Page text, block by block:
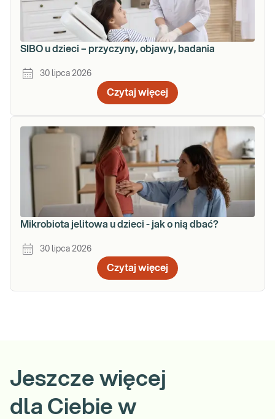
SIBO u dzieci – przyczyny, objawy, badania
30 lipca 2026
Czytaj więcej
Mikrobiota jelitowa u dzieci - jak o nią dbać?
30 lipca 2026
Czytaj więcej
Jeszcze więcej
dla Ciebie w